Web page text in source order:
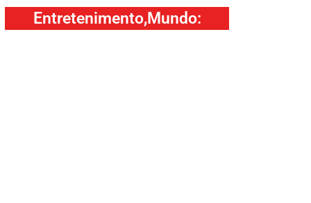
Entretenimento,Mundo: